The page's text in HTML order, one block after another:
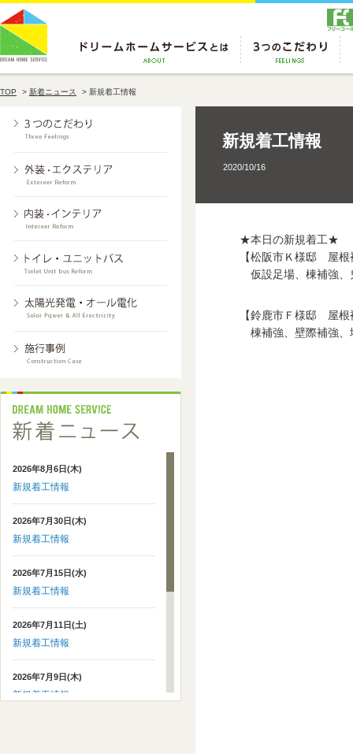
TOP > 新着ニュース > 新規着工情報
2026年8月6日(木)
新規着工情報
2026年7月30日(木)
新規着工情報
2026年7月15日(水)
新規着工情報
2026年7月11日(土)
新規着工情報
2026年7月9日(木)
新規着工情報
新規着工情報
2020/10/16
★本日の新規着工★
【松阪市Ｋ様邸 屋根
仮設足場、棟補強、
【鈴鹿市Ｆ様邸 屋根
棟補強、壁際補強、